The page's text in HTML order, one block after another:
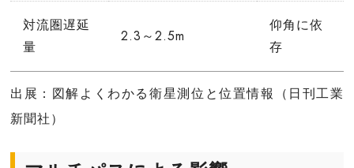
対流圏遅延
量
2.3～2.5m
仰角に依
存
出展：図解よくわかる衛星測位と位置情報（日刊工業
新聞社）